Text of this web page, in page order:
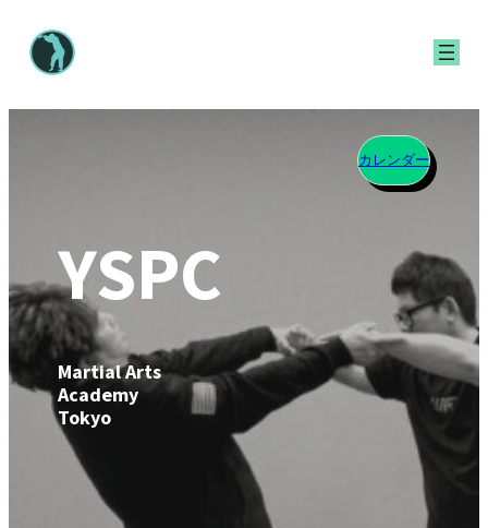
カレンダー
YSPC
Martial Arts
Academy
Tokyo